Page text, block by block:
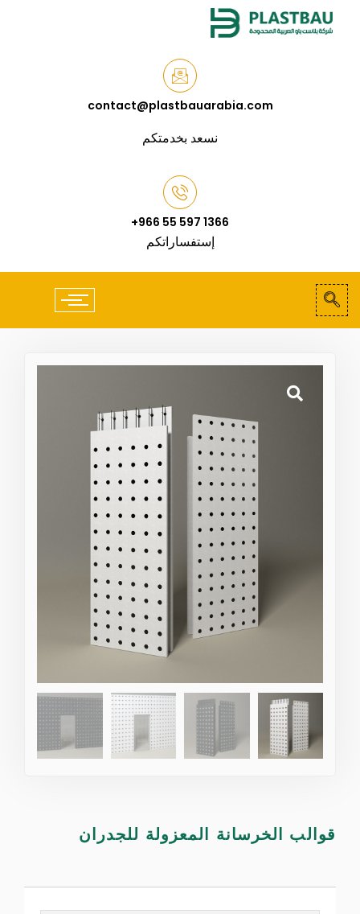
contact@plastbauarabia.com
نسعد بخدمتكم
+966 55 597 1366
إستفساراتكم
قوالب الخرسانة المعزولة للجدران